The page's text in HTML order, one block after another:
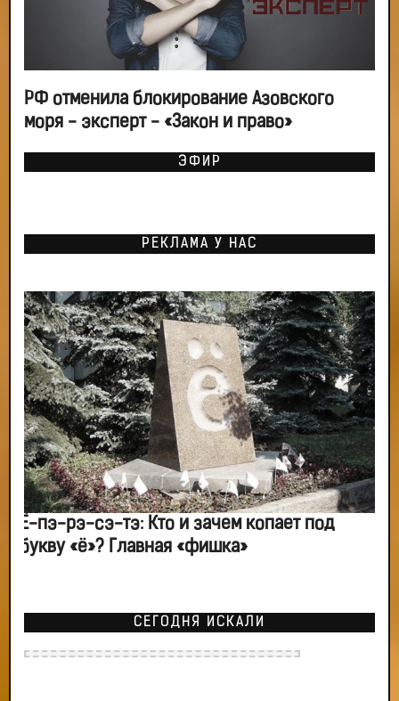
РФ отменила блокирование Азовского
моря - эксперт - «Закон и право»
ЭФИР
РЕКЛАМА У НАС
Ё-пэ-рэ-сэ-тэ: Кто и зачем копает под
букву «ё»? Главная «фишка»
СЕГОДНЯ ИСКАЛИ